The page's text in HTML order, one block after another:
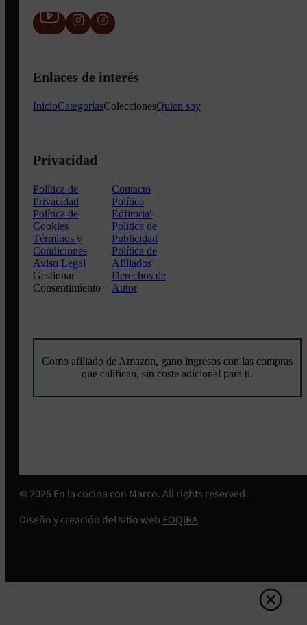
Enlaces de interés
InicioCategoríasColeccionesQuien soy
Privacidad
Política de
Privacidad
Política de
Cookies
Términos y
Condiciones
Aviso Legal
Gestionar
Consentimiento
Contacto
Política
Edfitorial
Política de
Publicidad
Política de
Afiliados
Derechos de
Autor
Como afiliado de Amazon, gano ingresos con las compras
que califican, sin coste adicional para ti.
© 2026 En la cocina con Marco. All rights reserved.
Diseño y creación del sitio web FOQIRA